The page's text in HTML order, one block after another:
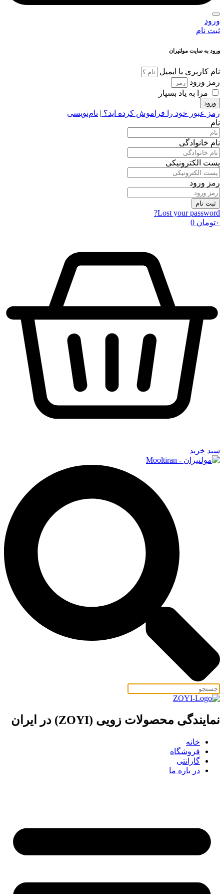
ورود
ثبت نام
ورود به سایت مولتیران
نام کاربری یا ایمیل
رمز ورود
مرا به یاد بسپار
ورود
رمز عبور خود را فراموش کرده اید؟ | نام‌نویسی
نام
نام خانوادگی
پست الکترونیکی
رمز ورود
ثبت نام
Lost your password?
۰تومان 0
سبد خرید
نمایندگی محصولات زویی (ZOYI) در ایران
خانه
فروشگاه
گارانتی
در باره ما